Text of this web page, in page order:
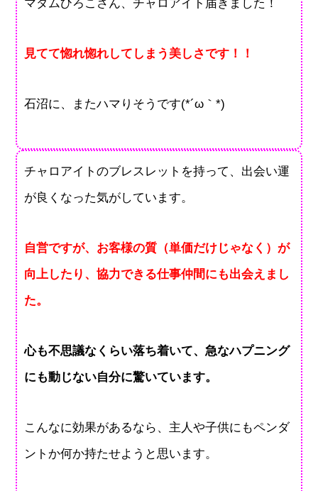
マダムひろこさん、チャロアイト届きました！
見てて惚れ惚れしてしまう美しさです！！
石沼に、またハマりそうです(*´ω｀*)
チャロアイトのブレスレットを持って、出会い運
が良くなった気がしています。
自営ですが、お客様の質（単価だけじゃなく）が
向上したり、協力できる仕事仲間にも出会えまし
た。
心も不思議なくらい落ち着いて、急なハプニング
にも動じない自分に驚いています。
こんなに効果があるなら、主人や子供にもペンダ
ントか何か持たせようと思います。